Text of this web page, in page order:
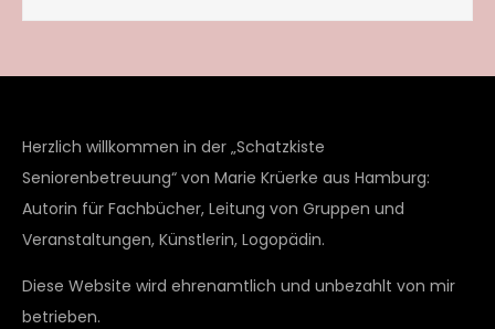
Herzlich willkommen in der „Schatzkiste
Seniorenbetreuung“ von Marie Krüerke aus Hamburg:
Autorin für Fachbücher, Leitung von Gruppen und
Veranstaltungen, Künstlerin, Logopädin.
Diese Website wird ehrenamtlich und unbezahlt von mir
betrieben.